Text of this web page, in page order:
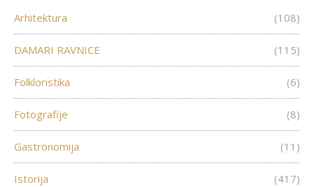
Arhitektura (108)
DAMARI RAVNICE (115)
Folkloristika (6)
Fotografije (8)
Gastronomija (11)
Istorija (417)